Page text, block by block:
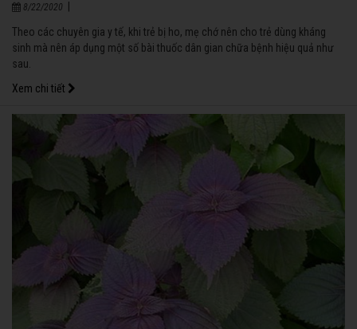
8/22/2020
Theo các chuyên gia y tế, khi trẻ bị ho, mẹ chớ nên cho trẻ dùng kháng
sinh mà nên áp dụng một số bài thuốc dân gian chữa bệnh hiệu quả như
sau.
Xem chi tiết